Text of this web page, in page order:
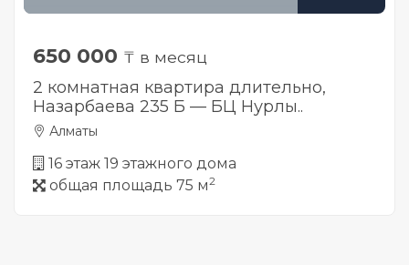
650 000 ₸ в месяц
2 комнатная квартира длительно,
Назарбаева 235 Б — БЦ Нурлы..
Алматы
16 этаж 19 этажного дома
общая площадь 75 м2